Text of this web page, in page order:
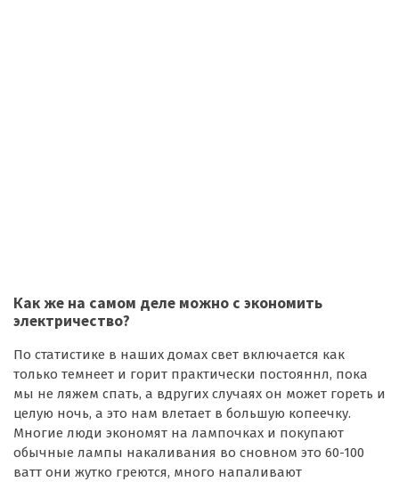
Как же на самом деле можно с экономить
электричество?
По статистике в наших домах свет включается как
только темнеет и горит практически постояннл, пока
мы не ляжем спать, а вдругих случаях он может гореть и
целую ночь, а это нам влетает в большую копеечку.
Многие люди экономят на лампочках и покупают
обычные лампы накаливания во сновном это 60-100
ватт они жутко греются, много напаливают